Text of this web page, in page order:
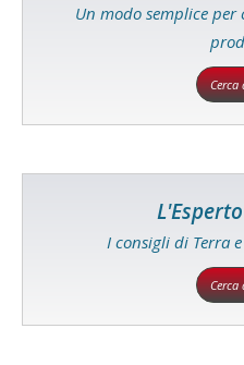
Un modo semplice
Cerca
I consigli di Terra
Cerca